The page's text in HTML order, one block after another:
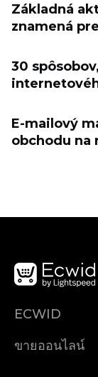
Základná
znamená
30
E-mailový
obchodu na
ECWID
ราคา
ขายออนไลน์